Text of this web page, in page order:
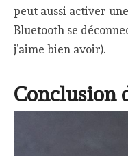
peut aussi activer
Bluetooth se
j’aime bien avoir).
Conclusion